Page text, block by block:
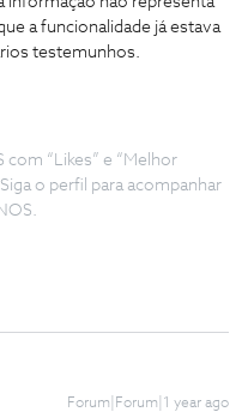
a funcionalidade já estava
testemunhos.
“Likes” e “Melhor
o perfil para acompanhar
Forum|Forum|1 year ago